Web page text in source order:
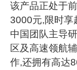
该产品正处于
3000元,限时享
中国团队主导
区及高速领航
作,还拥有高达